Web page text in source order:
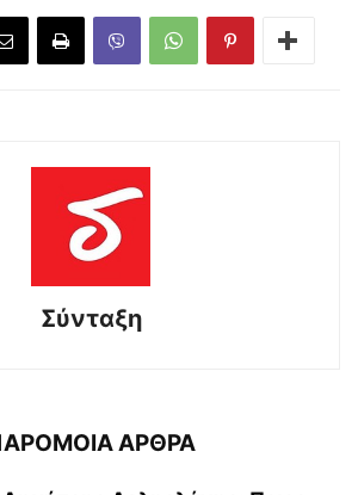
Σύνταξη
ΑΡΘΡΑ